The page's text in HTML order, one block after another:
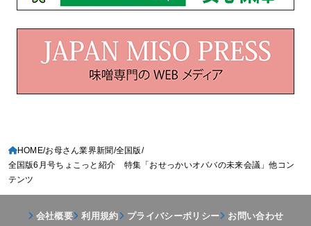
HOME お母さん業界新聞 全国版
全国版6月号ちょこっと紹介 特集「おせっかいオババの未来会議」他コン
テンツ
会社概要 利用規約 プライバシーポリシー お問い合わせ